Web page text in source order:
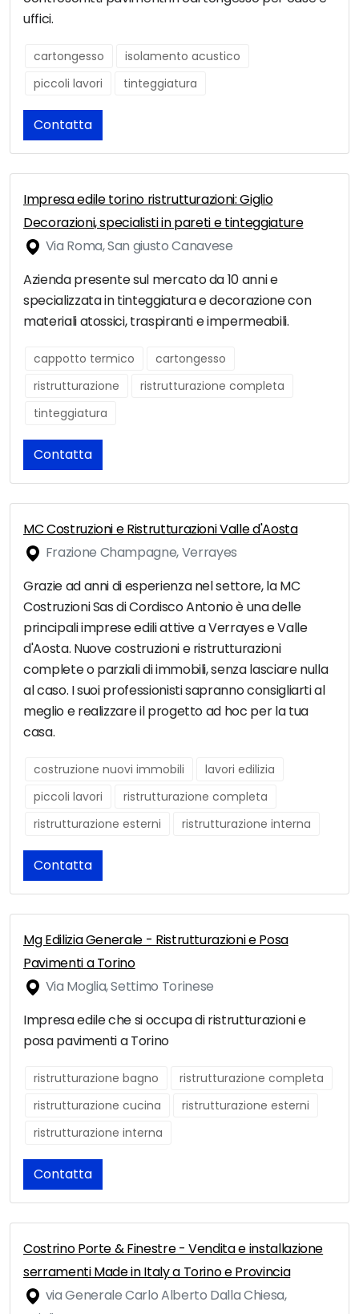
uffici.
cartongesso
isolamento acustico
piccoli lavori
tinteggiatura
Contatta
Impresa edile torino ristrutturazioni: Giglio
Decorazioni, specialisti in pareti e tinteggiature
Via Roma, San giusto Canavese
Azienda presente sul mercato da 10 anni e
specializzata in tinteggiatura e decorazione con
materiali atossici, traspiranti e impermeabili.
cappotto termico
cartongesso
ristrutturazione
ristrutturazione completa
tinteggiatura
Contatta
MC Costruzioni e Ristrutturazioni Valle d'Aosta
Frazione Champagne, Verrayes
Grazie ad anni di esperienza nel settore, la MC
Costruzioni Sas di Cordisco Antonio è una delle
principali imprese edili attive a Verrayes e Valle
d'Aosta. Nuove costruzioni e ristrutturazioni
complete o parziali di immobili, senza lasciare nulla
al caso. I suoi professionisti sapranno consigliarti al
meglio e realizzare il progetto ad hoc per la tua
casa.
costruzione nuovi immobili
lavori edilizia
piccoli lavori
ristrutturazione completa
ristrutturazione esterni
ristrutturazione interna
Contatta
Mg Edilizia Generale - Ristrutturazioni e Posa
Pavimenti a Torino
Via Moglia, Settimo Torinese
Impresa edile che si occupa di ristrutturazioni e
posa pavimenti a Torino
ristrutturazione bagno
ristrutturazione completa
ristrutturazione cucina
ristrutturazione esterni
ristrutturazione interna
Contatta
Costrino Porte & Finestre - Vendita e installazione
serramenti Made in Italy a Torino e Provincia
via Generale Carlo Alberto Dalla Chiesa,